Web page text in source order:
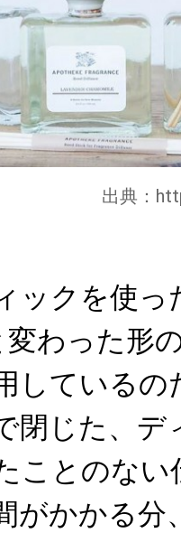
出典：
ックを使っ
変わった形
しているの
閉じた、デ
ことのない
がかかる分